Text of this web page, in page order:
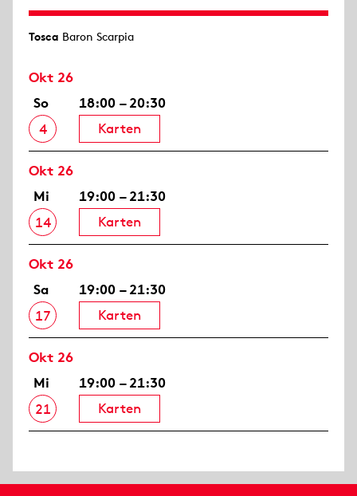
Tosca Baron Scarpia
Okt 26
So
4
18:00 – 20:30
Karten
Okt 26
Mi
14
19:00 – 21:30
Karten
Okt 26
Sa
17
19:00 – 21:30
Karten
Okt 26
Mi
21
19:00 – 21:30
Karten